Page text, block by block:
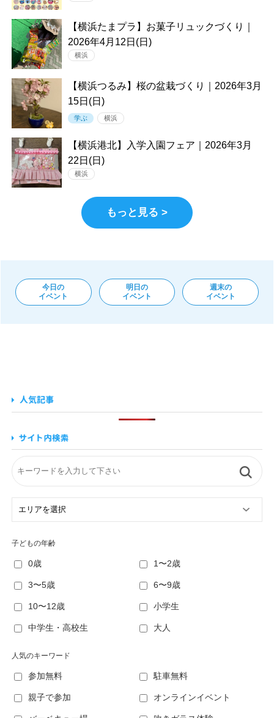
【横浜たまプラ】お菓子リュックづくり｜
2026年4月12日(日)
横浜
【横浜つるみ】桜の盆栽づくり｜2026年3月
15日(日)
学ぶ 横浜
【横浜港北】入学入園フェア｜2026年3月
22日(日)
横浜
もっと見る >
今日の
イベント
明日の
イベント
週末の
イベント
子どもの年齢
0歳 1〜2歳
3〜5歳 6〜9歳
10〜12歳 小学生
中学生・高校生 大人
人気のキーワード
参加無料 駐車無料
親子で参加 オンラインイベント